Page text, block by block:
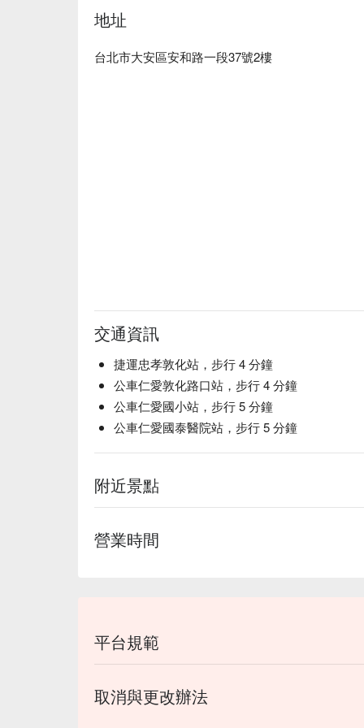
艸菘泰式養生館預約、艸菘泰式養生館價格立刻查
地址
台北市大安區安和路一段37號2樓
交通資訊
捷運忠孝敦化站，步行 4 分鐘
公車仁愛敦化路口站，步行 4 分鐘
公車仁愛國小站，步行 5 分鐘
公車仁愛國泰醫院站，步行 5 分鐘
附近景點
營業時間
平台規範
取消與更改辦法